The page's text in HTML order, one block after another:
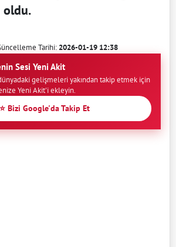
oldu.
Tarihi:2026-01-19 12:38
Sesi Yeni Akit
gelişmeleri yakından takip etmek için
Yeni Akit'i ekleyin.
⭐ Bizi Google'da Takip Et